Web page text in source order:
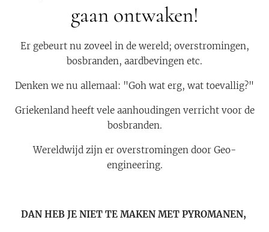
gaan ontwaken!
Er gebeurt nu zoveel in de wereld; overstromingen,
bosbranden, aardbevingen etc.
Denken we nu allemaal: "Goh wat erg, wat toevallig?"
Griekenland heeft vele aanhoudingen verricht voor de
bosbranden.
Wereldwijd zijn er overstromingen door Geo-
engineering.
DAN HEB JE NIET TE MAKEN MET PYROMANEN,